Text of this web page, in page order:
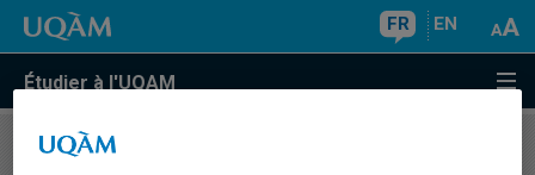
FR EN
Étudier à l'UQAM
COURS//